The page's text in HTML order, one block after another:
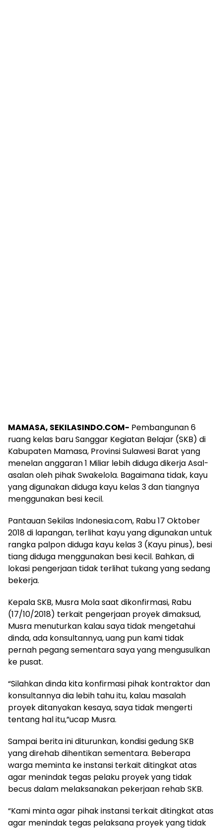
MAMASA, SEKILASINDO.COM- Pembangunan 6
ruang kelas baru Sanggar Kegiatan Belajar (SKB) di
Kabupaten Mamasa, Provinsi Sulawesi Barat yang
menelan anggaran 1 Miliar lebih diduga dikerja Asal-
asalan oleh pihak Swakelola. Bagaimana tidak, kayu
yang digunakan diduga kayu kelas 3 dan tiangnya
menggunakan besi kecil.
Pantauan Sekilas Indonesia.com, Rabu 17 Oktober
2018 di lapangan, terlihat kayu yang digunakan untuk
rangka palpon diduga kayu kelas 3 (Kayu pinus), besi
tiang diduga menggunakan besi kecil. Bahkan, di
lokasi pengerjaan tidak terlihat tukang yang sedang
bekerja.
Kepala SKB, Musra Mola saat dikonfirmasi, Rabu
(17/10/2018) terkait pengerjaan proyek dimaksud,
Musra menuturkan kalau saya tidak mengetahui
dinda, ada konsultannya, uang pun kami tidak
pernah pegang sementara saya yang mengusulkan
ke pusat.
“Silahkan dinda kita konfirmasi pihak kontraktor dan
konsultannya dia lebih tahu itu, kalau masalah
proyek ditanyakan kesaya, saya tidak mengerti
tentang hal itu,”ucap Musra.
Sampai berita ini diturunkan, kondisi gedung SKB
yang direhab dihentikan sementara. Beberapa
warga meminta ke instansi terkait ditingkat atas
agar menindak tegas pelaku proyek yang tidak
becus dalam melaksanakan pekerjaan rehab SKB.
“Kami minta agar pihak instansi terkait ditingkat atas
agar menindak tegas pelaksana proyek yang tidak